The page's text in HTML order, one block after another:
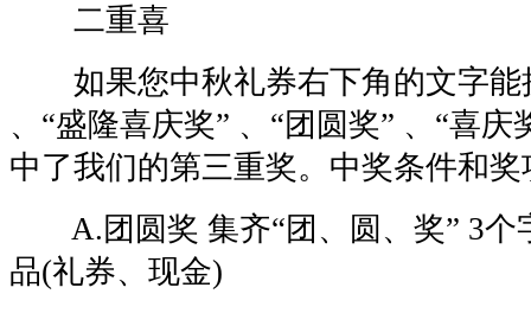
二重喜
如果您中秋礼券右下角的文字能
、“盛隆喜庆奖” 、“团圆奖” 、“喜
中了我们的第三重奖。中奖条件和
A.团圆奖 集齐“团、圆、奖” 3个
品(礼券、现金)